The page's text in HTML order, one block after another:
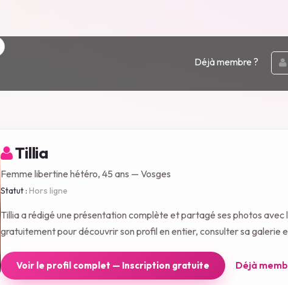
Déjà membre ? ou
email
Tillia
Femme libertine hétéro, 45 ans — Vosges
Statut : Hors ligne
Tillia a rédigé une présentation complète et partagé ses photos
gratuitement pour découvrir son profil en entier, consulter sa galerie
Voir le profil complet — Inscription gratuite Déjà